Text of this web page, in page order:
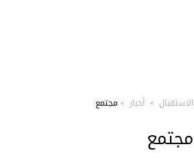
الاستقبال > أخبار > مجتمع
مجتمع